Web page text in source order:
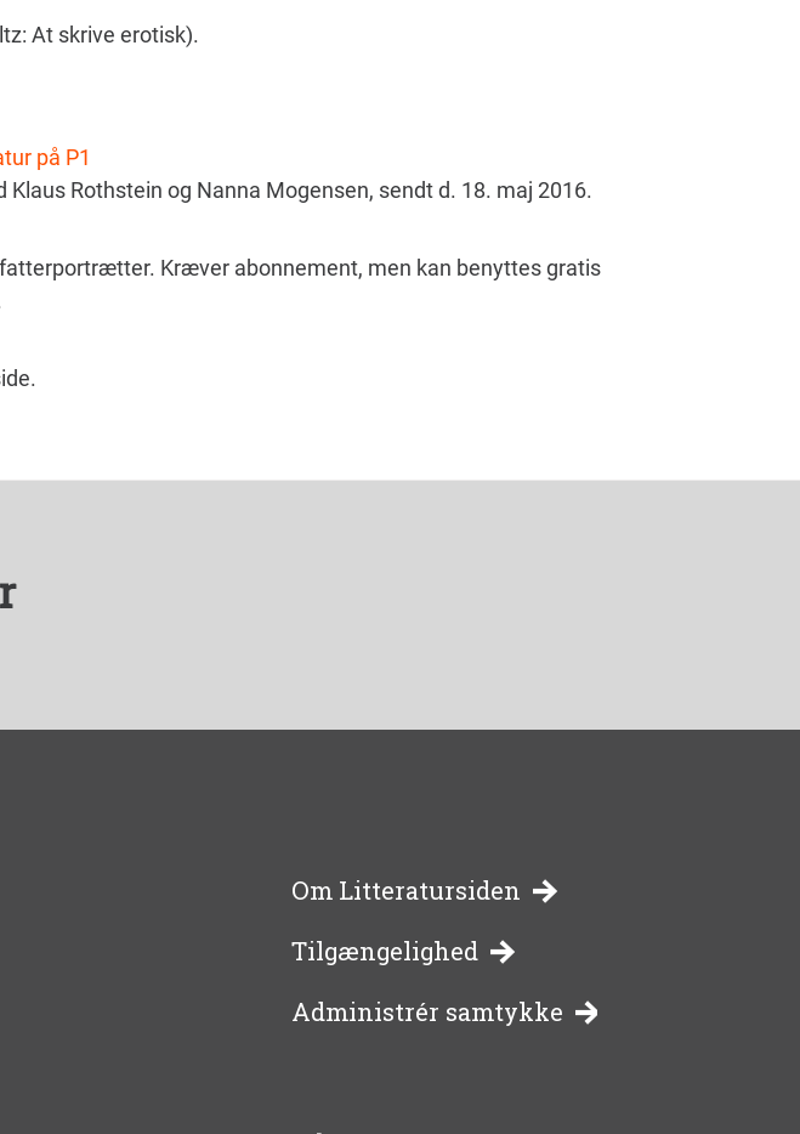
At skrive erotisk).
på P1
Rothstein og Nanna Mogensen, sendt d. 18. maj 2016.
Kræver abonnement, men kan benyttes gratis
-
bibliotekernes
Om Litteratursiden
Tilgængelighed
Administrér samtykke